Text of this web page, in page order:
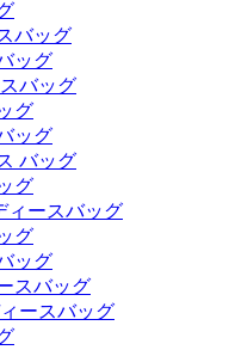
バッグ
ッグ
バッグ
グ
ッグ
バッグ
グ
ィースバッグ
グ
ッグ
スバッグ
ースバッグ